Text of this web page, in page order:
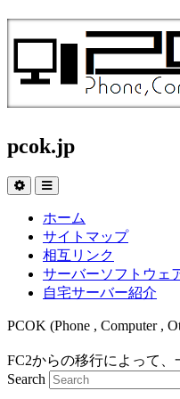
pcok.jp
ホーム
サイトマップ
相互リンク
サーバーソフトウェ
自宅サーバー紹介
PCOK (Phone , Computer
FC2からの移行によって、
Search